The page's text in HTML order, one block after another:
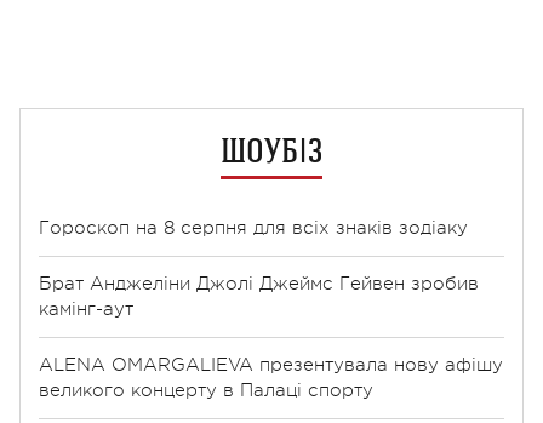
ШОУБІЗ
Гороскоп на 8 серпня для всіх знаків зодіаку
Брат Анджеліни Джолі Джеймс Гейвен зробив
камінг-аут
ALENA OMARGALIEVA презентувала нову афішу
великого концерту в Палаці спорту